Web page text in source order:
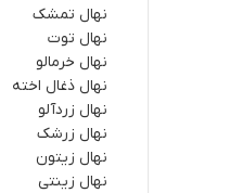
نهال تمشک
نهال توت
نهال خرمالو
نهال ذغال اخته
نهال زردآلو
نهال زرشک
نهال زیتون
نهال زینتی